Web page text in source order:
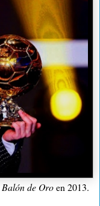
Balón de Oroen 2013.